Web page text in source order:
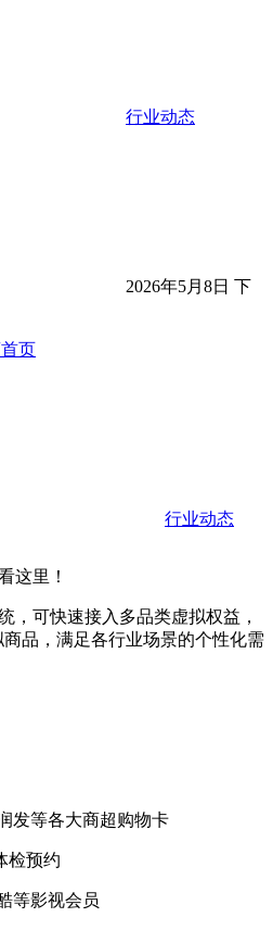
行业动态
2026年5月8日 下
首页
行业动态
这里！
，可快速接入多品类虚拟权益，
品，满足各行业场景的个性化需
发等各大商超购物卡
检预约
等影视会员